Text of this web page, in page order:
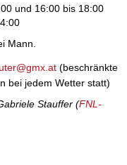
und 16:00 bis 18:00
Mann.
(beschränkte
bei jedem Wetter statt)
Stauffer (FNL-